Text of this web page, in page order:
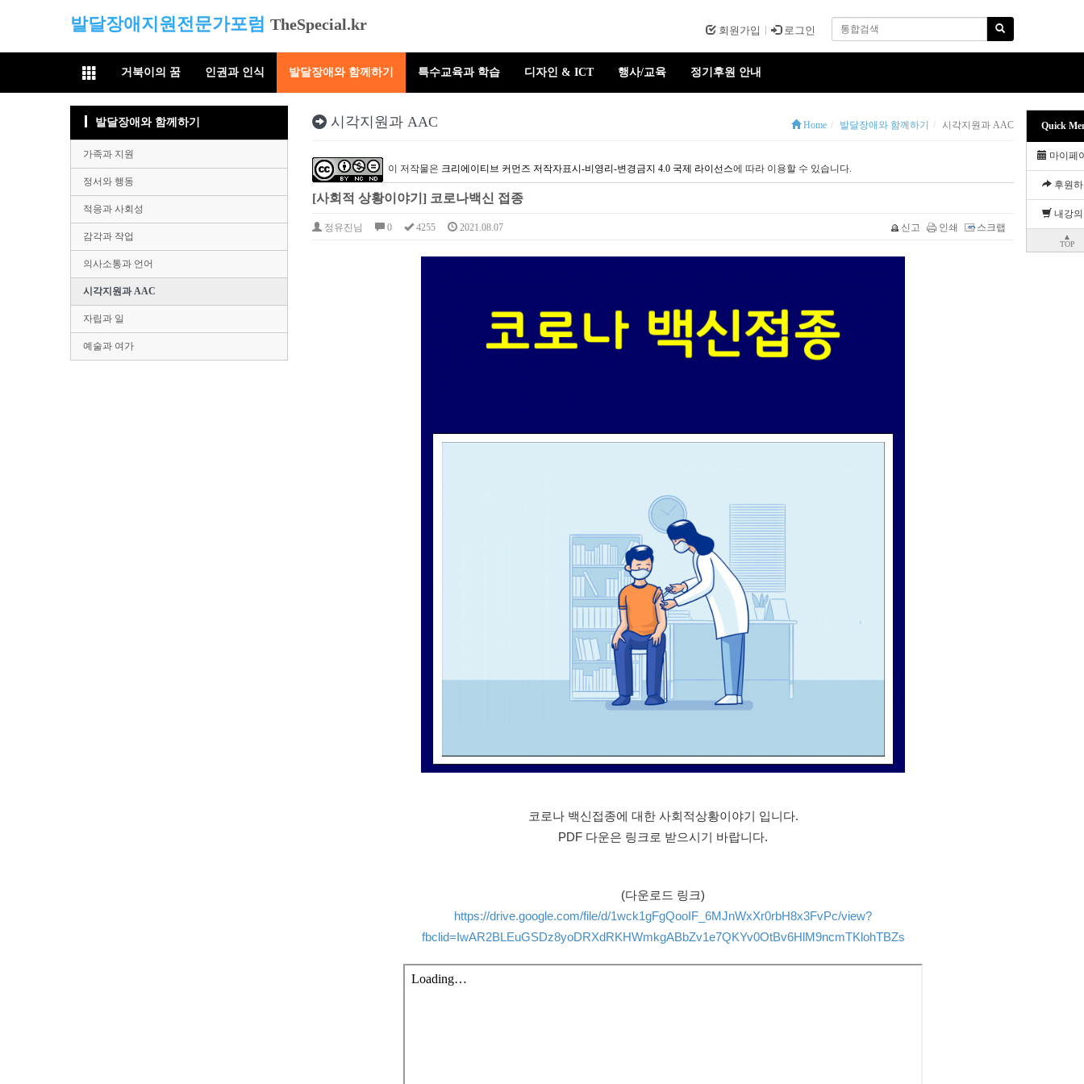
발달장애지원전문가포럼 TheSpecial.kr 회원가입 로그인
거북이의 꿈 인권과 인식 발달장애와 함께하기 특수교육과 학습 디자인 & ICT 행사/교육 정기후원 안내
시각지원과 AAC Home 발달장애와 함께하기 시각지원과 AAC
이 저작물은 크리에이티브 커먼즈 저작자표시-비영리-변경금지 4.0 국제 라이선스에 따라 이용할 수 있습니다.
[사회적 상황이야기] 코로나백신 접종
정유진님 0 4255 2021.08.07 신고 인쇄 스크랩
코로나 백신접종에 대한 사회적상황이야기 입니다.
PDF 다운은 링크로 받으시기 바랍니다.
(다운로드 링크)
https://drive.google.com/file/d/1wck1gFgQooIF_6MJnWxXr0rbH8x3FvPc/view?
fbclid=IwAR2BLEuGSDz8yoDRXdRKHWmkgABbZv1e7QKYv0OtBv6HlM9ncmTKlohTBZs
발달장애와 함께하기
가족과 지원
정서와 행동
적응과 사회성
감각과 작업
의사소통과 언어
시각지원과 AAC
자립과 일
예술과 여가
Quick
마이페
후원하
내강
▲
TOP